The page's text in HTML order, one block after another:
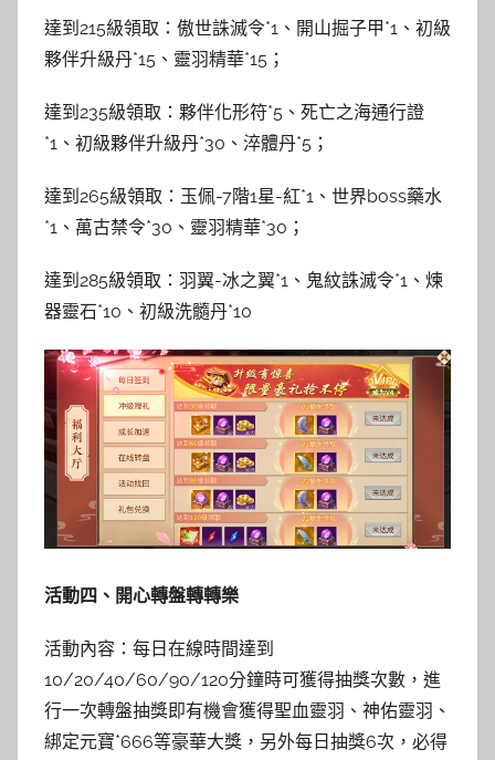
達到215級領取：傲世誅滅令*1、開山掘子甲*1、初級
夥伴升級丹*15、靈羽精華*15；
達到235級領取：夥伴化形符*5、死亡之海通行證
*1、初級夥伴升級丹*30、淬體丹*5；
達到265級領取：玉佩-7階1星-紅*1、世界boss藥水
*1、萬古禁令*30、靈羽精華*30；
達到285級領取：羽翼-冰之翼*1、鬼紋誅滅令*1、煉
器靈石*10、初級洗髓丹*10
活動四、開心轉盤轉轉樂
活動內容：每日在線時間達到
10/20/40/60/90/120分鐘時可獲得抽獎次數，進
行一次轉盤抽獎即有機會獲得聖血靈羽、神佑靈羽、
綁定元寶*666等豪華大獎，另外每日抽獎6次，必得